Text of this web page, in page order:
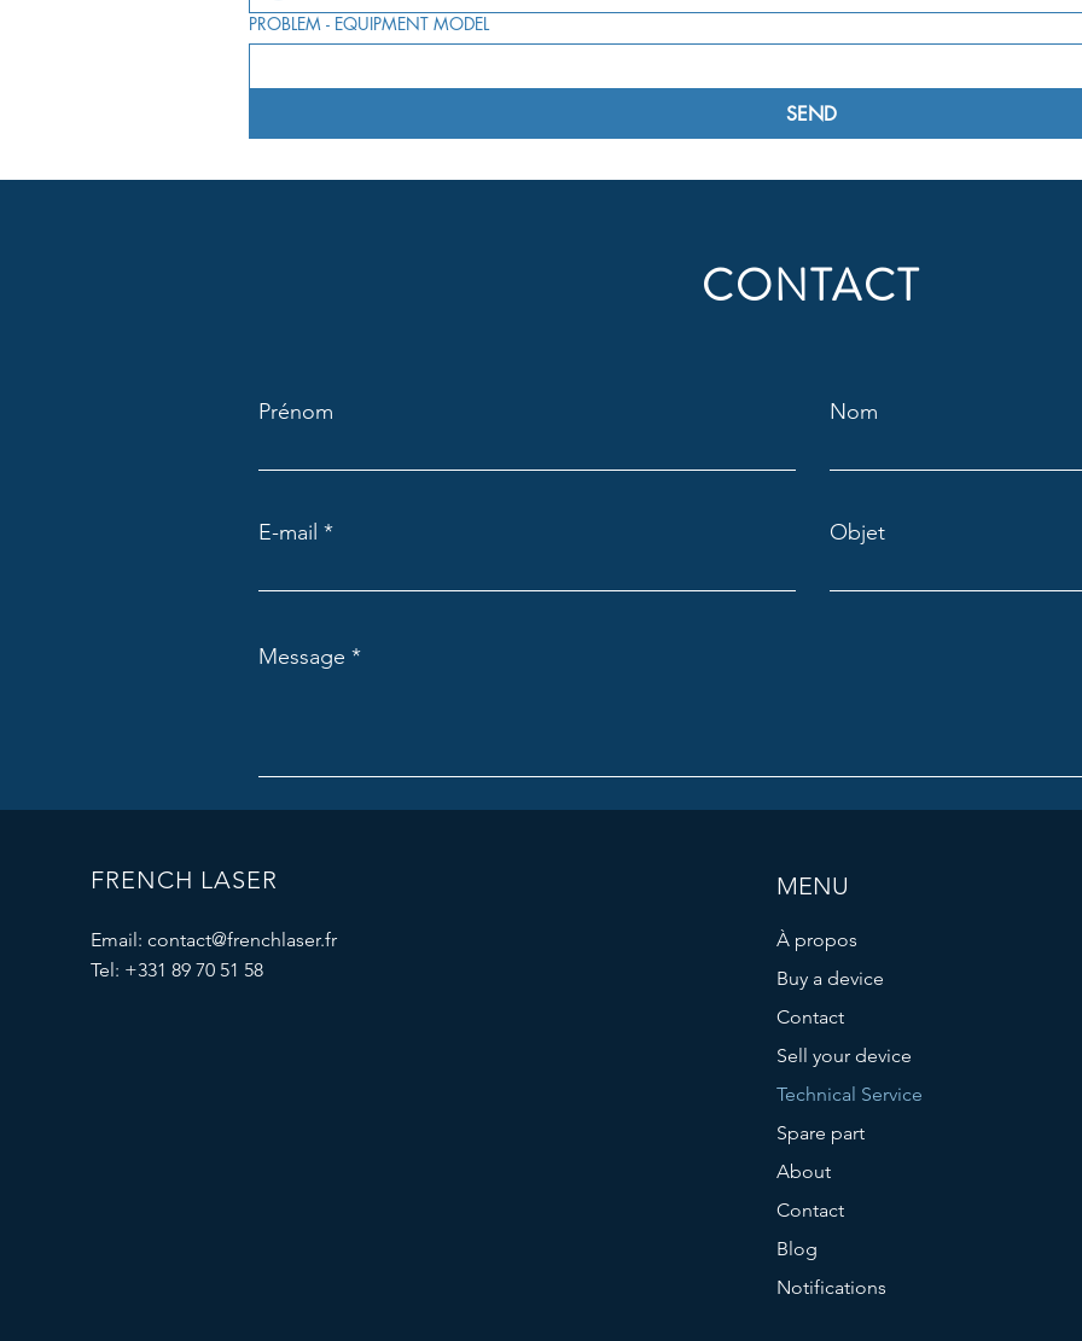
PROBLEM - EQUIPMENT MODEL
SEND
CONTACT
Prénom Nom
E-mail Objet
Message
FRENCH LASER
Email: contact@frenchlaser.fr
Tel: +331 89 70 51 58
MENU
À propos
Buy a device
Contact
Sell your device
Technical Service
Spare part
About
Contact
Blog
Notifications